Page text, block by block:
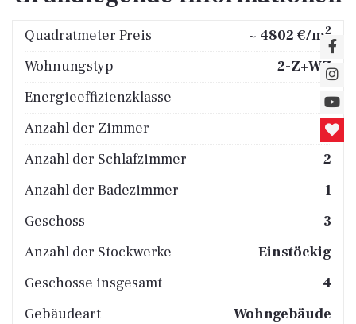
Quadratmeter Preis ~ 4802 €/m2
Wohnungstyp
2-Z+WZ
Energieeffizienzklasse
C
Anzahl der Zimmer
3
Anzahl der Schlafzimmer
2
Anzahl der Badezimmer
1
Geschoss
3
Anzahl der Stockwerke
Einstöckig
Geschosse insgesamt
4
Gebäudeart
Wohngebäude